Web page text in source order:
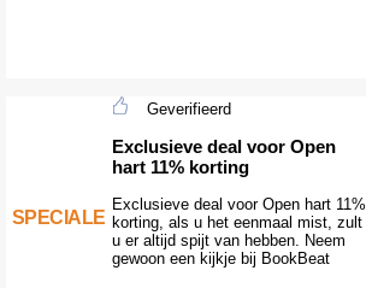
SPECIALE
Geverifieerd
Exclusieve deal voor Open
hart 11% korting
Exclusieve deal voor Open hart 11%
korting, als u het eenmaal mist, zult
u er altijd spijt van hebben. Neem
gewoon een kijkje bij BookBeat